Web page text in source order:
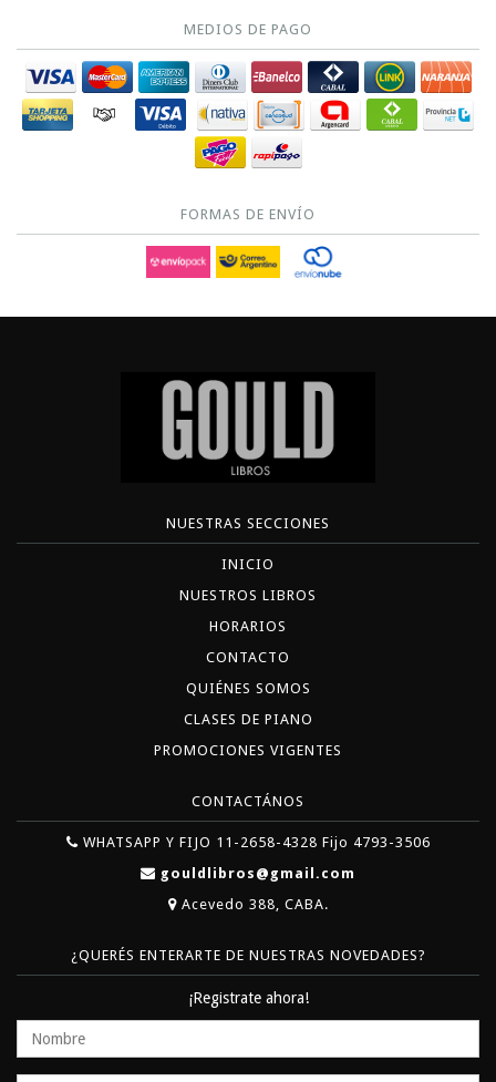
MEDIOS DE PAGO
FORMAS DE ENVÍO
NUESTRAS SECCIONES
INICIO
NUESTROS LIBROS
HORARIOS
CONTACTO
QUIÉNES SOMOS
CLASES DE PIANO
PROMOCIONES VIGENTES
CONTACTÁNOS
WHATSAPP Y FIJO 11-2658-4328 Fijo 4793-3506
gouldlibros@gmail.com
Acevedo 388, CABA.
¿QUERÉS ENTERARTE DE NUESTRAS NOVEDADES?
¡Registrate ahora!